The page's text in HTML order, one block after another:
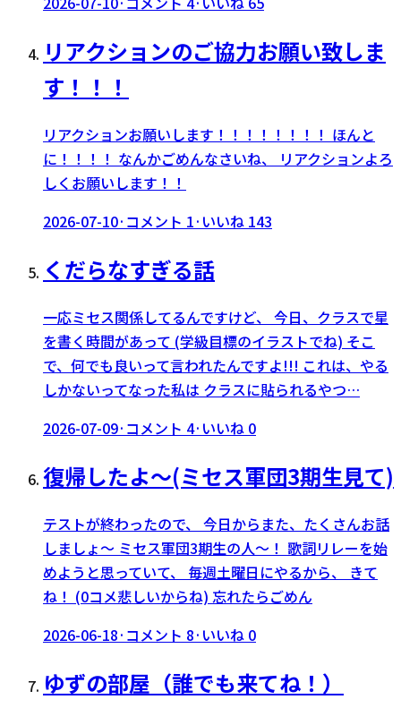
リアクションのご協力お願い致しま
す！！！
リアクションお願いします！！！！！！！！ ほんと
に！！！！ なんかごめんなさいね、 リアクションよろ
しくお願いします！！
2026-07-10· コメント 1· いいね 143
くだらなすぎる話
一応ミセス関係してるんですけど、 今日、クラスで星
を書く時間があって (学級目標のイラストでね) そこ
で、何でも良いって言われたんですよ!!! これは、やる
しかないってなった私は クラスに貼られるやつ…
2026-07-09· コメント 4· いいね 0
復帰したよ～(ミセス軍団3期生見て)
テストが終わったので、 今日からまた、たくさんお話
しましょ～ ミセス軍団3期生の人～！ 歌詞リレーを始
めようと思っていて、 毎週土曜日にやるから、 きて
ね！ (0コメ悲しいからね) 忘れたらごめん
2026-06-18· コメント 8· いいね 0
ゆずの部屋（誰でも来てね！）